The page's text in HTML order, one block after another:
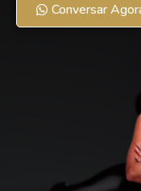
Conversar